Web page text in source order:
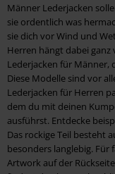
Männer Lederjacken
sie ordentlich was
sie dich vor Wind und
Herren hängt dabei ganz
Lederjacken für Männer,
Diese Modelle sind vor
Lederjacken für Herren
dem du mit deinen
ausführst. Entdecke
Das rockige Teil besteht
besonders langlebig. Für
Artwork auf der